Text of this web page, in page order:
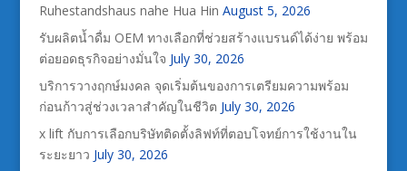
Ruhestandshaus nahe Hua Hin August 5, 2026
รับผลิตน้ำดื่ม OEM ทางเลือกที่ช่วยสร้างแบรนด์ได้ง่าย พร้อม
ต่อยอดธุรกิจอย่างมั่นใจ July 30, 2026
บริการวางฤกษ์มงคล จุดเริ่มต้นของการเตรียมความพร้อม
ก่อนก้าวสู่ช่วงเวลาสำคัญในชีวิต July 30, 2026
x lift กับการเลือกบริษัทติดตั้งลิฟท์ที่ตอบโจทย์การใช้งานใน
ระยะยาว July 30, 2026